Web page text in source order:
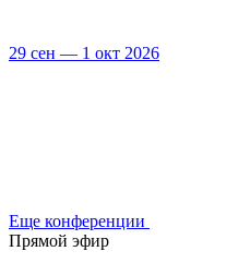
29 сен — 1 окт 2026
Еще конференции
Прямой эфир